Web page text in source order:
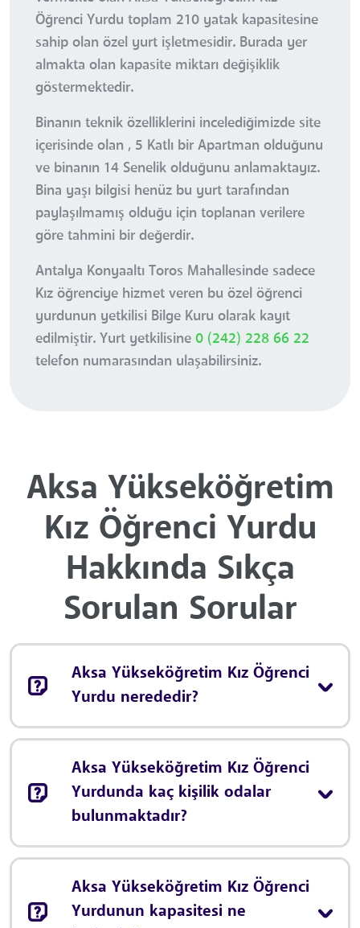
Öğrenci Yurdu toplam 210 yatak kapasitesine
sahip olan özel yurt işletmesidir. Burada yer
almakta olan kapasite miktarı değişiklik
göstermektedir.
Binanın teknik özelliklerini incelediğimizde site
içerisinde olan , 5 Katlı bir Apartman olduğunu
ve binanın 14 Senelik olduğunu anlamaktayız.
Bina yaşı bilgisi henüz bu yurt tarafından
paylaşılmamış olduğu için toplanan verilere
göre tahmini bir değerdir.
Antalya Konyaaltı Toros Mahallesinde sadece
Kız öğrenciye hizmet veren bu özel öğrenci
yurdunun yetkilisi Bilge Kuru olarak kayıt
edilmiştir. Yurt yetkilisine 0 (242) 228 66 22
telefon numarasından ulaşabilirsiniz.
Aksa Yükseköğretim
Kız Öğrenci Yurdu
Hakkında Sıkça
Sorulan Sorular
Aksa Yükseköğretim Kız Öğrenci
Yurdu nerededir?
Aksa Yükseköğretim Kız Öğrenci
Yurdunda kaç kişilik odalar
bulunmaktadır?
Aksa Yükseköğretim Kız Öğrenci
Yurdunun kapasitesi ne